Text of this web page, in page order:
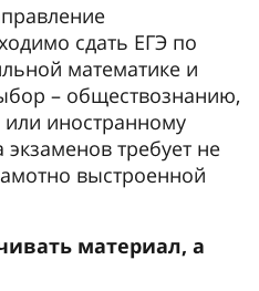
сдать ЕГЭ по
математике и
– обществознанию,
иностранному
требует не
выстроенной
материал, а